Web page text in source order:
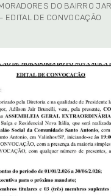
DO BAIRRO
EDITAL DE CONVOCAÇÃO